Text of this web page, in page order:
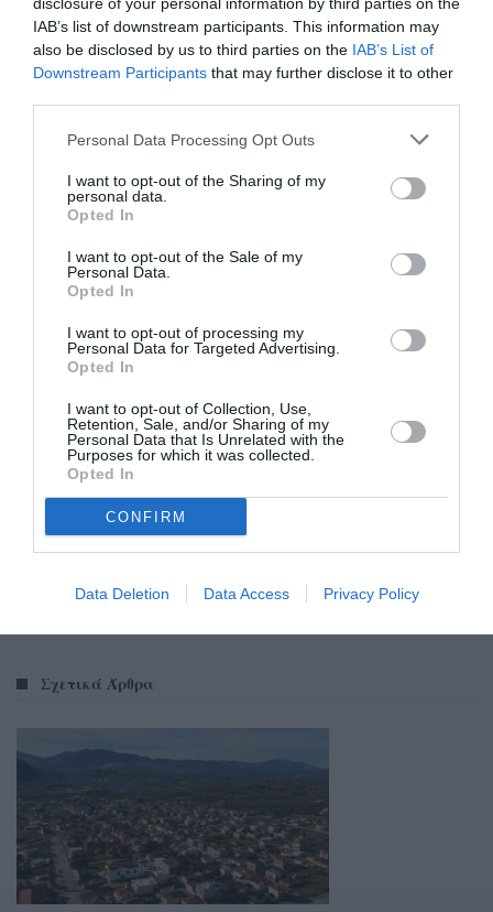
IAB’s list of downstream participants. This information may
also be disclosed by us to third parties on the IAB’s List of
Downstream Participants that may further disclose it to other
Personal Data Processing Opt Outs
I want to opt-out of the Sharing of my
personal data.
Opted In
I want to opt-out of the Sale of my
Personal Data.
Opted In
I want to opt-out of processing my
Personal Data for Targeted Advertising.
Opted In
I want to opt-out of Collection, Use,
Retention, Sale, and/or Sharing of my
Personal Data that Is Unrelated with the
Purposes for which it was collected.
Opted In
CONFIRM
Data Deletion Data Access Privacy Policy
Σχετικά Άρθρα